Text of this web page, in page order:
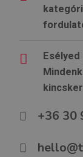
+36 30